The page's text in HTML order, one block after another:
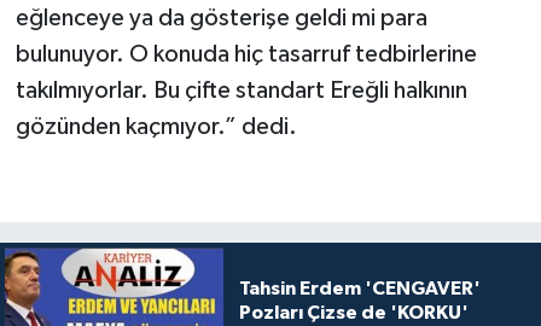
eğlenceye ya da gösterişe geldi mi para
bulunuyor. O konuda hiç tasarruf tedbirlerine
takılmıyorlar. Bu çifte standart Ereğli halkının
gözünden kaçmıyor.” dedi.
Tahsin Erdem 'CENGAVER'
Pozları Çizse de 'KORKU'